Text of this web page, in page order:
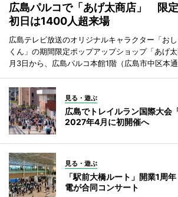
広島パルコで「あげ太商店」 限定
初日は1400人超来場
広島テレビ放送のオリジナルキャラクター「お
くん」の期間限定ポップアップショップ「あげ
月3日から、広島パルコ本館1階（広島市中区本通
見る・遊ぶ
広島でトレイルラン国際大会
2027年4月に初開催へ
見る・遊ぶ
「駅前大橋ルート」開業1周
電が合同コンサート